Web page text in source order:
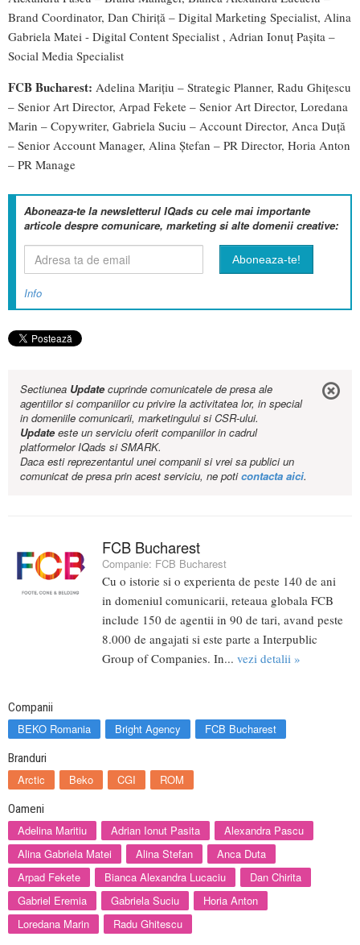
Brand Coordinator, Dan Chiriță – Digital Marketing Specialist, Alina
Gabriela Matei - Digital Content Specialist , Adrian Ionuț Pașita –
Social Media Specialist
FCB Bucharest: Adelina Marițiu – Strategic Planner, Radu Ghițescu
– Senior Art Director, Arpad Fekete – Senior Art Director, Loredana
Marin – Copywriter, Gabriela Suciu – Account Director, Anca Duță
– Senior Account Manager, Alina Ștefan – PR Director, Horia Anton
– PR Manage
Aboneaza-te la newsletterul IQads cu cele mai importante
articole despre comunicare, marketing si alte domenii creative:
Info
Sectiunea Updatecuprinde comunicatele de presa ale
agentiilor si companiilor cu privire la activitatea lor, in special
in domeniile comunicarii, marketingului si CSR-ului.
Updateeste un serviciu oferit companiilor in cadrul
platformelor IQads si SMARK.
Daca esti reprezentantul unei companii si vrei sa publici un
comunicat de presa prin acest serviciu, ne poticontacta aici.
FCB Bucharest
Companie: FCB Bucharest
Cu o istorie si o experienta de peste 140 de ani
in domeniul comunicarii, reteaua globala FCB
include 150 de agentii in 90 de tari, avand peste
8.000 de angajati si este parte a Interpublic
Group of Companies. In... vezi detalii »
Companii
BEKO Romania Bright Agency FCB Bucharest
Branduri
Arctic Beko CGI ROM
Oameni
Adelina Maritiu Adrian Ionut Pasita
Alexandra Pascu
Alina Gabriela Matei
Alina Stefan
Anca Duta
Arpad Fekete
Bianca Alexandra Lucaciu
Dan Chirita
Gabriel Eremia
Gabriela Suciu
Horia Anton
Loredana Marin
Radu Ghitescu